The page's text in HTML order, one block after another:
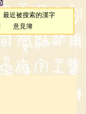
最近被搜索的漢字
意見簿